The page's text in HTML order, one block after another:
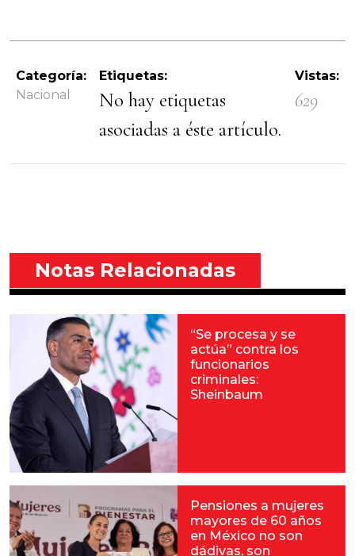
Categoría:
Nacional
Etiquetas:
No hay etiquetas
asociadas a éste artículo.
Vistas:
629
Notas Relacionadas
“Se procesa y se
actúa” contra los
funcionarios
criminales:
Sheinbaum
Pensiones a mujeres
mayores de 60 años
en México no son
dádivas, son